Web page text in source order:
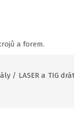
a forem.
/ LASER a TIG